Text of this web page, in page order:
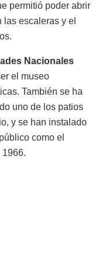
permitió poder abrir
las escaleras y el
Nacionales
el museo
También se ha
uno de los patios
y se han instalado
como el
1966.